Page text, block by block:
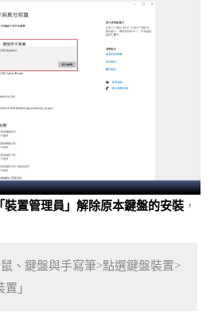
裝置管理員」解除原本鍵盤的安裝 ，
、鍵盤與手寫筆>點選鍵盤裝置>
」